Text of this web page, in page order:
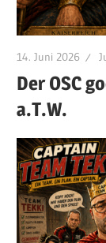
14. Juni 2026
Der OSC
a.T.W.